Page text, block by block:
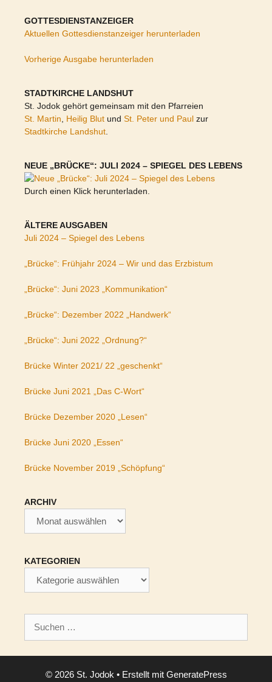
GOTTESDIENSTANZEIGER
Aktuellen Gottesdienstanzeiger herunterladen
Vorherige Ausgabe herunterladen
STADTKIRCHE LANDSHUT
St. Jodok gehört gemeinsam mit den Pfarreien
St. Martin
Heilig Blut und St. Peter und Paul zur
Stadtkirche Landshut
NEUE „BRÜCKE“: JULI 2024 – SPIEGEL DES LEBENS
Durch einen Klick herunterladen.
ÄLTERE AUSGABEN
Juli 2024 – Spiegel des Lebens
„Brücke“: Frühjahr 2024 – Wir und das Erzbistum
„Brücke“: Juni 2023 „Kommunikation“
„Brücke“: Dezember 2022 „Handwerk“
„Brücke“: Juni 2022 „Ordnung?“
Brücke Winter 2021/ 22 „geschenkt“
Brücke Juni 2021 „Das C-Wort“
Brücke Dezember 2020 „Lesen“
Brücke Juni 2020 „Essen“
Brücke November 2019 „Schöpfung“
ARCHIV
KATEGORIEN
nach:
© 2026 St. Jodok • Erstellt mit GeneratePress